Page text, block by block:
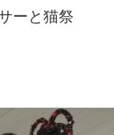
ーと猫祭